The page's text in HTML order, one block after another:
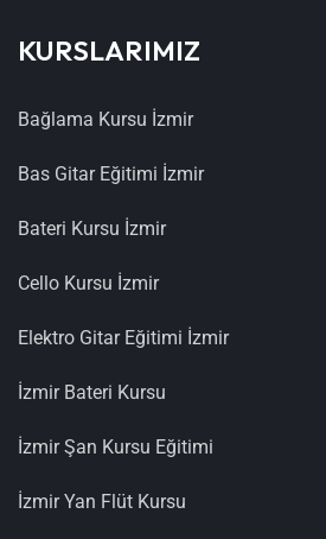
KURSLARIMIZ
Bağlama Kursu İzmir
Bas Gitar Eğitimi İzmir
Bateri Kursu İzmir
Cello Kursu İzmir
Elektro Gitar Eğitimi İzmir
İzmir Bateri Kursu
İzmir Şan Kursu Eğitimi
İzmir Yan Flüt Kursu